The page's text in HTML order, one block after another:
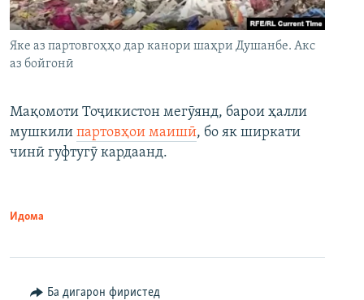
Яке аз партовгоҳҳо дар канори шаҳри Душанбе. Акс
аз бойгонӣ
Мақомоти Тоҷикистон мегӯянд, барои ҳалли
мушкили партовҳои маишӣ, бо як ширкати
чинӣ гуфтугӯ кардаанд.
Идома
Ба дигарон фиристед